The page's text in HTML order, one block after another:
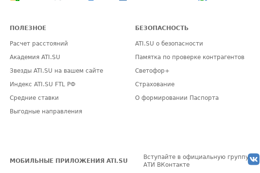
ПОЛЕЗНОЕ
Расчет расстояний
Академия ATI.SU
Звезды ATI.SU на вашем сайте
Индекс ATI.SU FTL РФ
Средние ставки
Выгодные направления
БЕЗОПАСНОСТЬ
ATI.SU о безопасности
Памятка по проверке контрагентов
Светофор+
Страхование
О формировании Паспорта
МОБИЛЬНЫЕ ПРИЛОЖЕНИЯ ATI.SU
Вступайте в официальную группу
АТИ ВКонтакте